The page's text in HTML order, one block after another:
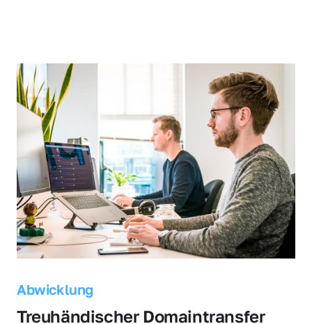
Abwicklung
Treuhändischer Domaintransfer